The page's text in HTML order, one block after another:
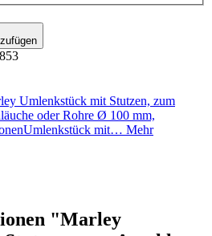
Umlenkstück mit Stutzen, zum
oder Rohre Ø 100 mm,
mit… Mehr
"Marley